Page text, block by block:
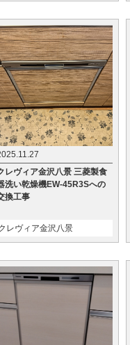
レヴィア金沢八景 三菱製食
洗い乾燥機EW-45R3Sへの
換工事
レヴィア金沢八景